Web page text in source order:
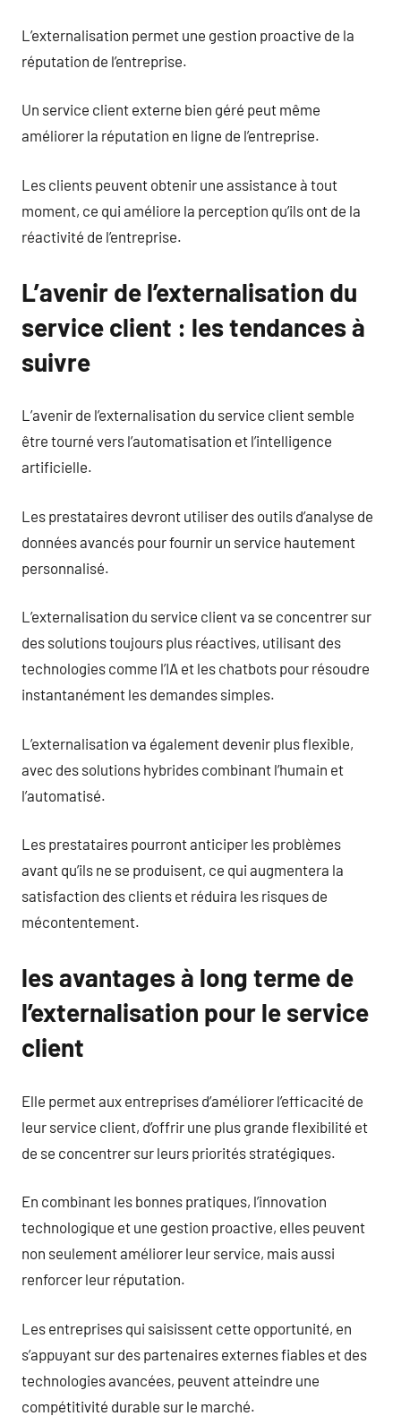
L’externalisation permet une gestion proactive de la
réputation de l’entreprise.
Un service client externe bien géré peut même
améliorer la réputation en ligne de l’entreprise.
Les clients peuvent obtenir une assistance à tout
moment, ce qui améliore la perception qu’ils ont de la
réactivité de l’entreprise.
L’avenir de l’externalisation du
service client : les tendances à
suivre
L’avenir de l’externalisation du service client semble
être tourné vers l’automatisation et l’intelligence
artificielle.
Les prestataires devront utiliser des outils d’analyse de
données avancés pour fournir un service hautement
personnalisé.
L’externalisation du service client va se concentrer sur
des solutions toujours plus réactives, utilisant des
technologies comme l’IA et les chatbots pour résoudre
instantanément les demandes simples.
L’externalisation va également devenir plus flexible,
avec des solutions hybrides combinant l’humain et
l’automatisé.
Les prestataires pourront anticiper les problèmes
avant qu’ils ne se produisent, ce qui augmentera la
satisfaction des clients et réduira les risques de
mécontentement.
les avantages à long terme de
l’externalisation pour le service
client
Elle permet aux entreprises d’améliorer l’efficacité de
leur service client, d’offrir une plus grande flexibilité et
de se concentrer sur leurs priorités stratégiques.
En combinant les bonnes pratiques, l’innovation
technologique et une gestion proactive, elles peuvent
non seulement améliorer leur service, mais aussi
renforcer leur réputation.
Les entreprises qui saisissent cette opportunité, en
s’appuyant sur des partenaires externes fiables et des
technologies avancées, peuvent atteindre une
compétitivité durable sur le marché.